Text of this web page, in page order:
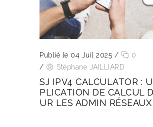
Publié le 04 Juil 2025 /
0
/
Stéphane JAILLIARD
SJ IPV4 CALCULATOR :
PLICATION DE CALCUL
UR LES ADMIN RÉSEAUX